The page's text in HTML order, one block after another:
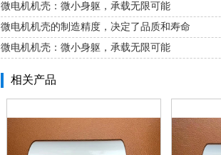
微电机机壳：微小身躯，承载无限可能
微电机机壳的制造精度，决定了品质和寿命
微电机机壳：微小身躯，承载无限可能
相关产品